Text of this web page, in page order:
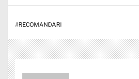
#RECOMANDARI